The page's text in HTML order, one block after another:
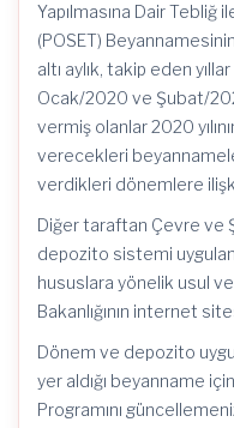
Yapılmasına Dair Tebliğ
(POSET)
altı aylık, takip eden
Ocak/2020 ve Şubat/
vermiş olanlar 2020
verecekleri
verdikleri dönemlere
Diğer taraftan Çevre ve
depozito sistemi
hususlara yönelik usul
Bakanlığının internet
Dönem ve depozito
yer aldığı beyanname
Programını